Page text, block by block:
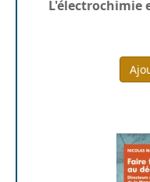
L'électrochimie